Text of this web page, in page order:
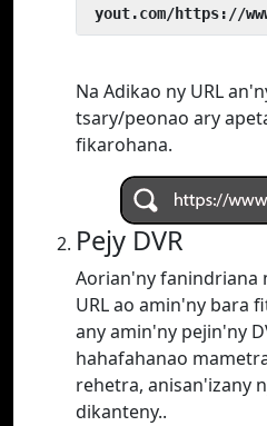
yout.com/https://
Na Adikao ny URL
tsary/peonao ary
fikarohana.
Pejy DVR
Aorian'ny fanindriana
URL ao amin'ny bara
any amin'ny pejin'ny
hahafahanao
rehetra, anisan'izany
dikanteny..